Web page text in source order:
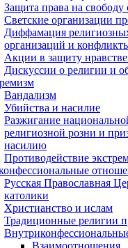
Защита права на свободу
Светские организации
Диффамация
организаций и
Акции в защиту
Дискуссии о религии и
Вандализм
Убийства и насилие
Разжигание
религиозной розни и
насилию
Противодействие
Русская Православная
католики
Христианство и ислам
Традиционные религии
Взаимоотношения